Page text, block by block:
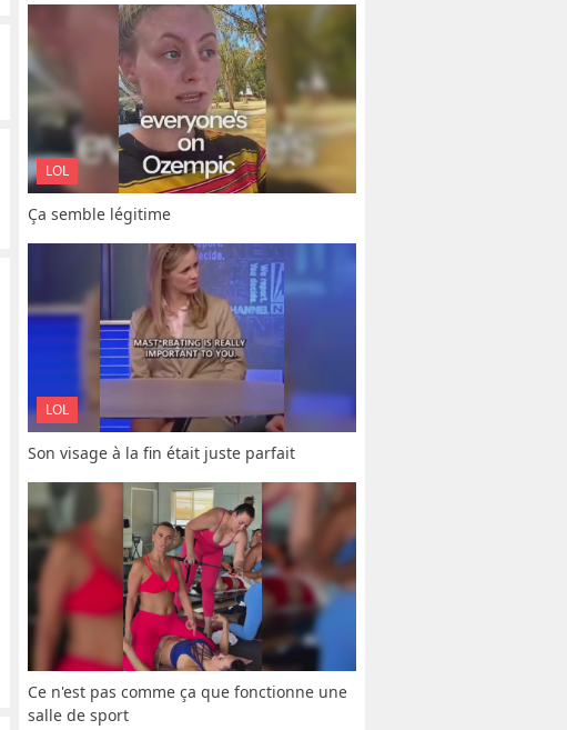
LOL
Ça semble légitime
LOL
Son visage à la fin était juste parfait
Ce n'est pas comme ça que fonctionne une
salle de sport